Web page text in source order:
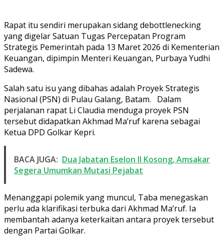
Rapat itu sendiri merupakan sidang debottlenecking
yang digelar Satuan Tugas Percepatan Program
Strategis Pemerintah pada 13 Maret 2026 di Kementerian
Keuangan, dipimpin Menteri Keuangan, Purbaya Yudhi
Sadewa.
Salah satu isu yang dibahas adalah Proyek Strategis
Nasional (PSN) di Pulau Galang, Batam. Dalam
perjalanan rapat Li Claudia menduga proyek PSN
tersebut didapatkan Akhmad Ma’ruf karena sebagai
Ketua DPD Golkar Kepri.
BACA JUGA: Dua Jabatan Eselon II Kosong, Amsakar
Segera Umumkan Mutasi Pejabat
Menanggapi polemik yang muncul, Taba menegaskan
perlu ada klarifikasi terbuka dari Akhmad Ma’ruf. Ia
membantah adanya keterkaitan antara proyek tersebut
dengan Partai Golkar.